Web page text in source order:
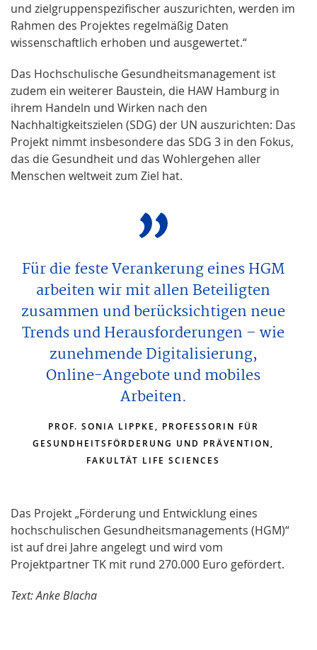
und zielgruppenspezifischer auszurichten, werden im
Rahmen des Projektes regelmäßig Daten
wissenschaftlich erhoben und ausgewertet.“
Das Hochschulische Gesundheitsmanagement ist
zudem ein weiterer Baustein, die HAW Hamburg in
ihrem Handeln und Wirken nach den
Nachhaltigkeitszielen (SDG) der UN auszurichten: Das
Projekt nimmt insbesondere das SDG 3 in den Fokus,
das die Gesundheit und das Wohlergehen aller
Menschen weltweit zum Ziel hat.
Für die feste Verankerung eines HGM
arbeiten wir mit allen Beteiligten
zusammen und berücksichtigen neue
Trends und Herausforderungen – wie
zunehmende Digitalisierung,
Online-Angebote und mobiles
Arbeiten.
PROF. SONIA LIPPKE, PROFESSORIN FÜR
GESUNDHEITSFÖRDERUNG UND PRÄVENTION,
FAKULTÄT LIFE SCIENCES
Das Projekt „Förderung und Entwicklung eines
hochschulischen Gesundheitsmanagements (HGM)“
ist auf drei Jahre angelegt und wird vom
Projektpartner TK mit rund 270.000 Euro gefördert.
Text: Anke Blacha